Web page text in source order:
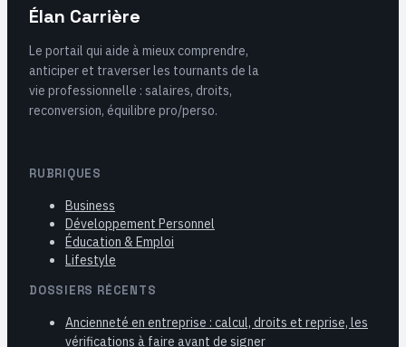
Élan Carrière
Le portail qui aide à mieux comprendre,
anticiper et traverser les tournants de la
vie professionnelle : salaires, droits,
reconversion, équilibre pro/perso.
RUBRIQUES
Business
Développement Personnel
Éducation & Emploi
Lifestyle
DOSSIERS RÉCENTS
Ancienneté en entreprise : calcul, droits et reprise, les
vérifications à faire avant de signer